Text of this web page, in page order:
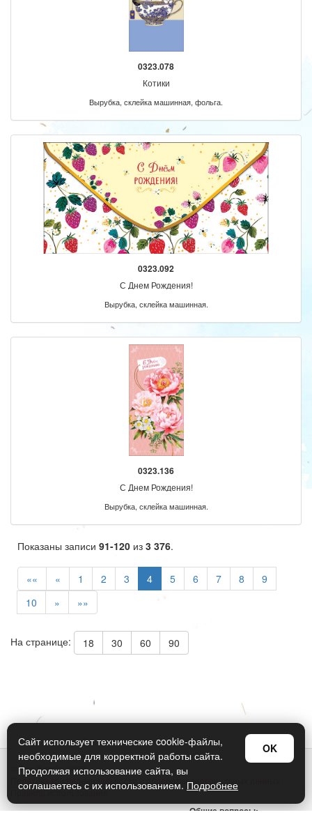
0323.078
Котики
Вырубка, склейка машинная, фольга.
0323.092
С Днем Рождения!
Вырубка, склейка машинная.
0323.136
С Днем Рождения!
Вырубка, склейка машинная.
Показаны записи 91-120 из 3 376.
«« « 1 2 3 4 5 6 7 8
9
10
» »»
На странице: 18 30 60 90
© Арт Дизайн 2026
Политика конфиденциальности и обработки персональных данных
Правила использования
Общие вопросы:
Сайт использует технические cookie-файлы,
необходимые для корректной работы сайта.
Продолжая использование сайта, вы
соглашаетесь с их использованием. Подробнее
OK